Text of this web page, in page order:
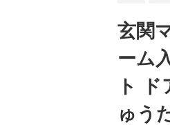
玄関
ーム
ト
ゅう